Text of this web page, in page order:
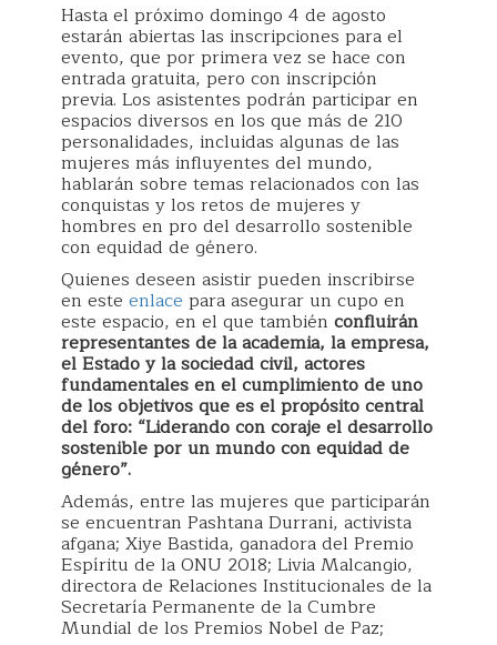
Hasta el próximo domingo 4 de agosto
estarán abiertas las inscripciones para el
evento, que por primera vez se hace con
entrada gratuita, pero con inscripción
previa. Los asistentes podrán participar en
espacios diversos en los que más de 210
personalidades, incluidas algunas de las
mujeres más influyentes del mundo,
hablarán sobre temas relacionados con las
conquistas y los retos de mujeres y
hombres en pro del desarrollo sostenible
con equidad de género.
Quienes deseen asistir pueden inscribirse
en este enlace para asegurar un cupo en
este espacio, en el que también confluirán
representantes de la academia, la empresa,
el Estado y la sociedad civil, actores
fundamentales en el cumplimiento de uno
de los objetivos que es el propósito central
del foro: “Liderando con coraje el desarrollo
sostenible por un mundo con equidad de
género”.
Además, entre las mujeres que participarán
se encuentran Pashtana Durrani, activista
afgana; Xiye Bastida, ganadora del Premio
Espíritu de la ONU 2018; Livia Malcangio,
directora de Relaciones Institucionales de la
Secretaría Permanente de la Cumbre
Mundial de los Premios Nobel de Paz;